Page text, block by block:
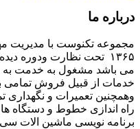
درباره ما
مجموعه تکنوست با مدیریت
۱۳۶۵ تحت نظارت ودوره
می باشد مشغول به خدمت
خدمات از قبیل فروش تمامی
وهمچنین تعمیرات و نگهداری
راه اندازی خطوط و دستگاه
برنامه نویسی ماشین الات